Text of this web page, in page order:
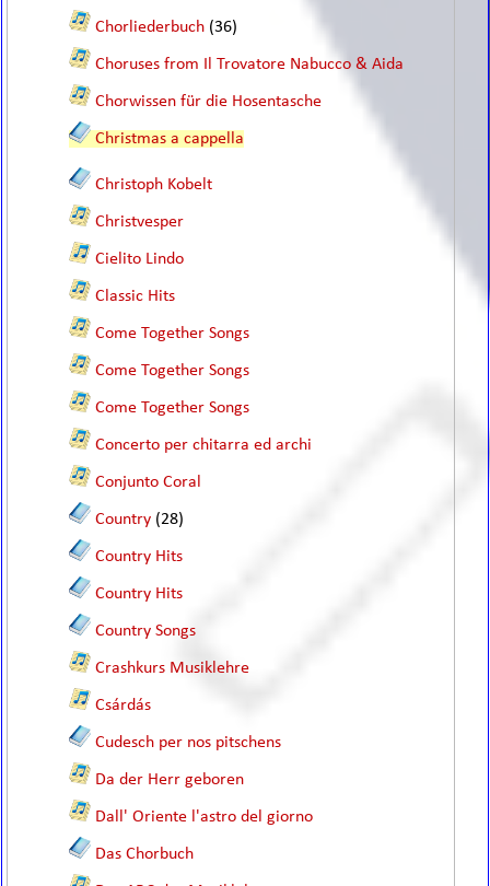
Chorliederbuch (36)
Choruses from Il Trovatore Nabucco & Aida
Chorwissen für die Hosentasche
Christmas a cappella
Christoph Kobelt
Christvesper
Cielito Lindo
Classic Hits
Come Together Songs
Come Together Songs
Come Together Songs
Concerto per chitarra ed archi
Conjunto Coral
Country (28)
Country Hits
Country Hits
Country Songs
Crashkurs Musiklehre
Csárdás
Cudesch per nos pitschens
Da der Herr geboren
Dall' Oriente l'astro del giorno
Das Chorbuch